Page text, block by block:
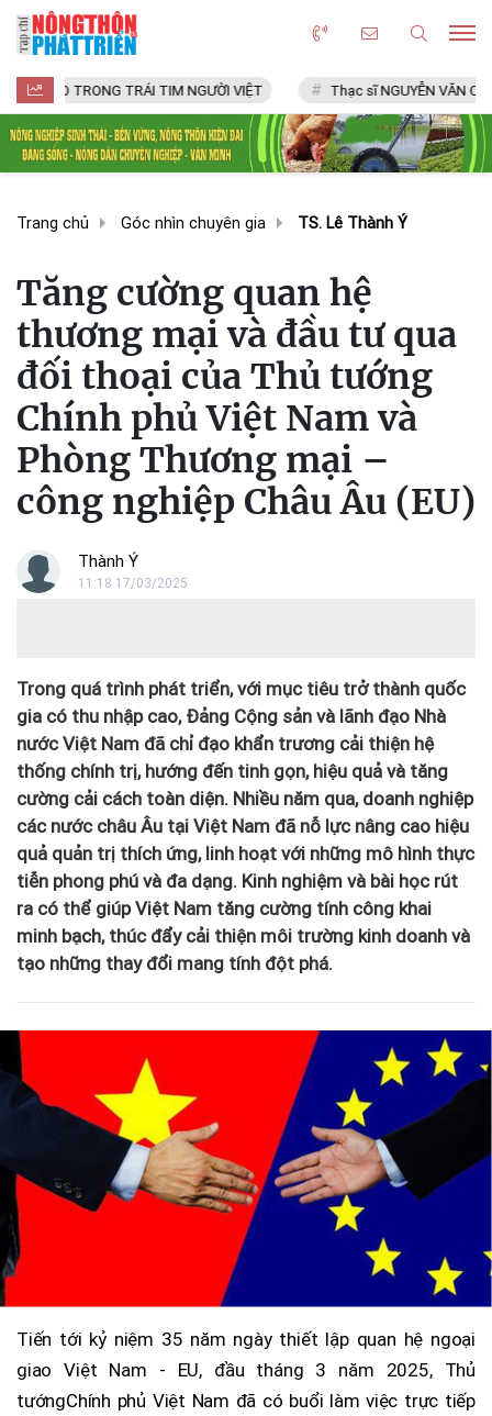
TRONG TRÁI TIM NGƯỜI VIỆT Thạc sĩ NGUYỄN VĂN CHÍ
Trang chủ Góc nhìn chuyên gia TS. Lê Thành Ý
Tăng cường quan hệ
thương mại và đầu tư qua
đối thoại của Thủ tướng
Chính phủ Việt Nam và
Phòng Thương mại –
công nghiệp Châu Âu (EU)
Thành Ý
11:18 17/03/2025
Trong quá trình phát triển, với mục tiêu trở thành quốc
gia có thu nhập cao, Đảng Cộng sản và lãnh đạo Nhà
nước Việt Nam đã chỉ đạo khẩn trương cải thiện hệ
thống chính trị, hướng đến tinh gọn, hiệu quả và tăng
cường cải cách toàn diện. Nhiều năm qua, doanh nghiệp
các nước châu Âu tại Việt Nam đã nỗ lực nâng cao hiệu
quả quản trị thích ứng, linh hoạt với những mô hình thực
tiễn phong phú và đa dạng. Kinh nghiệm và bài học rút
ra có thể giúp Việt Nam tăng cường tính công khai
minh bạch, thúc đẩy cải thiện môi trường kinh doanh và
tạo những thay đổi mang tính đột phá.
Tiến tới kỷ niệm 35 năm ngày thiết lập quan hệ ngoại
giao Việt Nam - EU, đầu tháng 3 năm 2025, Thủ
tướngChính phủ Việt Nam đã có buổi làm việc trực tiếp